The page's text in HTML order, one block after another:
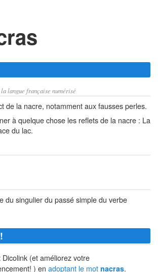
langue française numérisé
de la nacre, notamment aux fausses perles.
à quelque chose les reflets de la nacre : La
du lac.
du singulier du passé simple du verbe
Dicolink (et améliorez votre
) en adoptant le mot nacras.